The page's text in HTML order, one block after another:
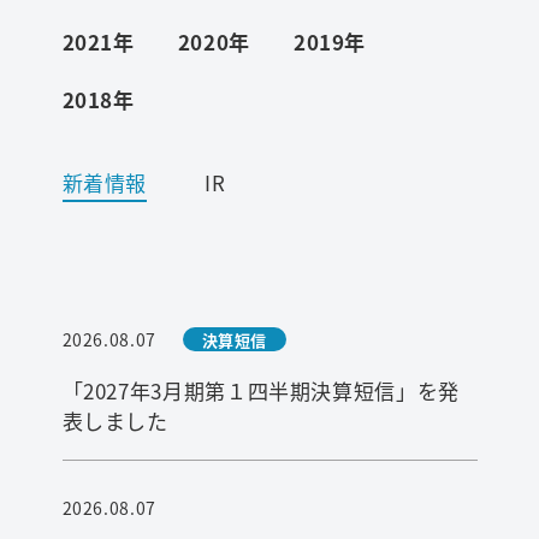
ご利用条件
2021年
2020年
2019年
2018年
新着情報 IR
2026.08.07 決算短信
「2027年3月期第１四半期決算短信」を発
表しました
2026.08.07